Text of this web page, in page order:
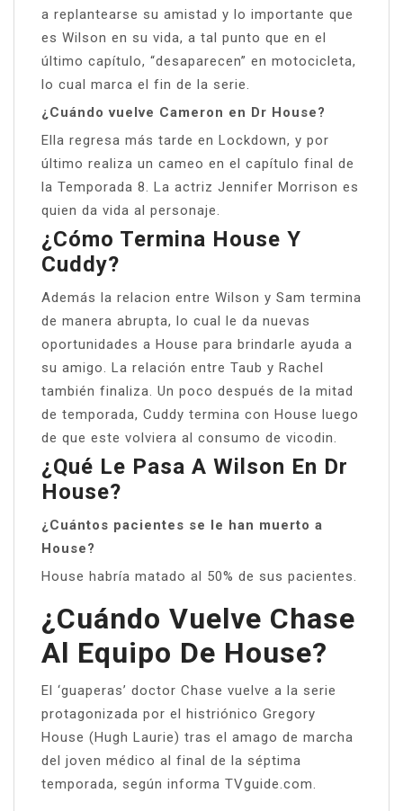
a replantearse su amistad y lo importante que
es Wilson en su vida, a tal punto que en el
último capítulo, “desaparecen” en motocicleta,
lo cual marca el fin de la serie.
¿Cuándo vuelve Cameron en Dr House?
Ella regresa más tarde en Lockdown, y por
último realiza un cameo en el capítulo final de
la Temporada 8. La actriz Jennifer Morrison es
quien da vida al personaje.
¿Cómo Termina House Y
Cuddy?
Además la relacion entre Wilson y Sam termina
de manera abrupta, lo cual le da nuevas
oportunidades a House para brindarle ayuda a
su amigo. La relación entre Taub y Rachel
también finaliza. Un poco después de la mitad
de temporada, Cuddy termina con House luego
de que este volviera al consumo de vicodin.
¿Qué Le Pasa A Wilson En Dr
House?
¿Cuántos pacientes se le han muerto a
House?
House habría matado al 50% de sus pacientes.
¿Cuándo Vuelve Chase
Al Equipo De House?
El ‘guaperas’ doctor Chase vuelve a la serie
protagonizada por el histriónico Gregory
House (Hugh Laurie) tras el amago de marcha
del joven médico al final de la séptima
temporada, según informa TVguide.com.